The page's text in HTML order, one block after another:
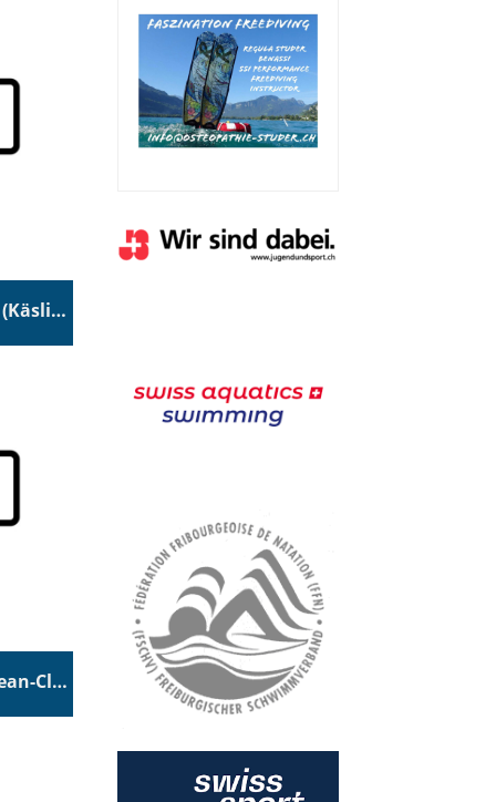
Gemeinde Kleinbösingen (Käslin Franziska)
Schönenberg Sonja und Jean-Claude